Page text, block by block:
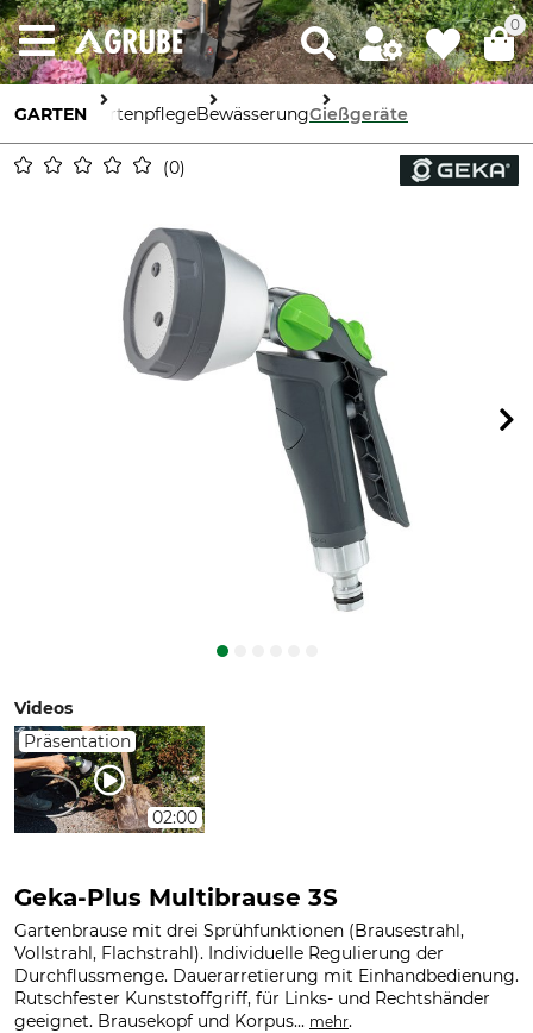
0
GARTEN GartenpflegeBewässerungGießgeräte
0
Videos
Präsentation
02:00
Geka-Plus Multibrause 3S
Gartenbrause mit drei Sprühfunktionen (Brausestrahl,
Vollstrahl, Flachstrahl). Individuelle Regulierung der
Durchflussmenge. Dauerarretierung mit Einhandbedienung.
Rutschfester Kunststoffgriff, für Links- und Rechtshänder
geeignet. Brausekopf und Korpus... mehr.